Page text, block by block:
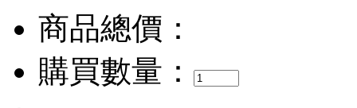
商品總價：
購買數量：